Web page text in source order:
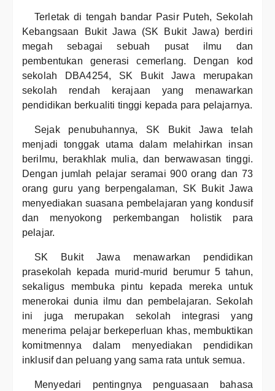
Terletak di tengah bandar Pasir Puteh, Sekolah
Kebangsaan Bukit Jawa (SK Bukit Jawa) berdiri
megah sebagai sebuah pusat ilmu dan
pembentukan generasi cemerlang. Dengan kod
sekolah DBA4254, SK Bukit Jawa merupakan
sekolah rendah kerajaan yang menawarkan
pendidikan berkualiti tinggi kepada para pelajarnya.
Sejak penubuhannya, SK Bukit Jawa telah
menjadi tonggak utama dalam melahirkan insan
berilmu, berakhlak mulia, dan berwawasan tinggi.
Dengan jumlah pelajar seramai 900 orang dan 73
orang guru yang berpengalaman, SK Bukit Jawa
menyediakan suasana pembelajaran yang kondusif
dan menyokong perkembangan holistik para
pelajar.
SK Bukit Jawa menawarkan pendidikan
prasekolah kepada murid-murid berumur 5 tahun,
sekaligus membuka pintu kepada mereka untuk
menerokai dunia ilmu dan pembelajaran. Sekolah
ini juga merupakan sekolah integrasi yang
menerima pelajar berkeperluan khas, membuktikan
komitmennya dalam menyediakan pendidikan
inklusif dan peluang yang sama rata untuk semua.
Menyedari pentingnya penguasaan bahasa